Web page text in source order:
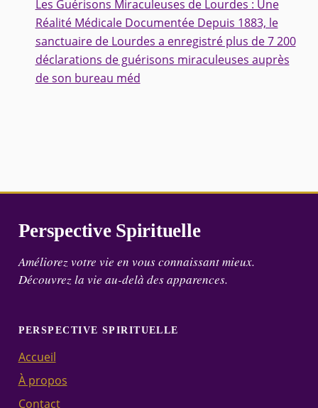
Les Guérisons Miraculeuses de Lourdes : Une
Réalité Médicale Documentée Depuis 1883, le
sanctuaire de Lourdes a enregistré plus de 7 200
déclarations de guérisons miraculeuses auprès
de son bureau méd
Perspective Spirituelle
Améliorez votre vie en vous connaissant mieux.
Découvrez la vie au-delà des apparences.
PERSPECTIVE SPIRITUELLE
Accueil
À propos
Contact